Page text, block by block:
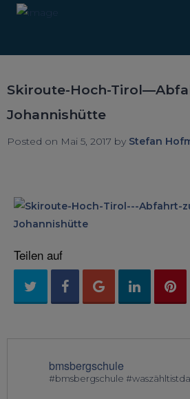
Skiroute-Hoch-
Johannishütte
Posted on Mai 5, 2017 by Stefan
Teilen auf
bmsbergschule
#bmsbergschule